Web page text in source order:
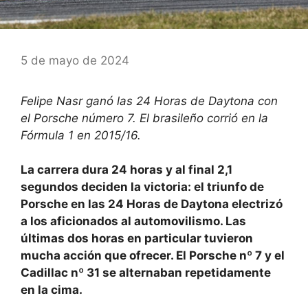
5 de mayo de 2024
Felipe Nasr ganó las 24 Horas de Daytona con
el Porsche número 7. El brasileño corrió en la
Fórmula 1 en 2015/16.
La carrera dura 24 horas y al final 2,1
segundos deciden la victoria: el triunfo de
Porsche en las 24 Horas de Daytona electrizó
a los aficionados al automovilismo. Las
últimas dos horas en particular tuvieron
mucha acción que ofrecer. El Porsche nº 7 y el
Cadillac nº 31 se alternaban repetidamente
en la cima.